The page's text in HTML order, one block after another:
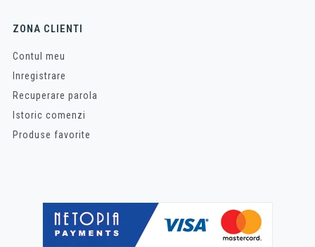
ZONA CLIENTI
Contul meu
Inregistrare
Recuperare parola
Istoric comenzi
Produse favorite